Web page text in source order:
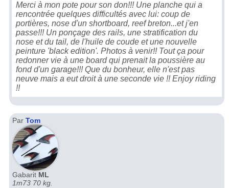
Merci à mon pote pour son don!!! Une planche qui a
rencontrée quelques difficultés avec lui: coup de
portières, nose d'un shortboard, reef breton...et j'en
passe!!! Un ponçage des rails, une stratification du
nose et du tail, de l'huile de coude et une nouvelle
peinture 'black edition'. Photos à venir!! Tout ça pour
redonner vie à une board qui prenait la poussière au
fond d'un garage!!! Que du bonheur, elle n'est pas
neuve mais a eut droit à une seconde vie !! Enjoy riding
!!
Par Tom
Gabarit ML
1m73 70 kg.